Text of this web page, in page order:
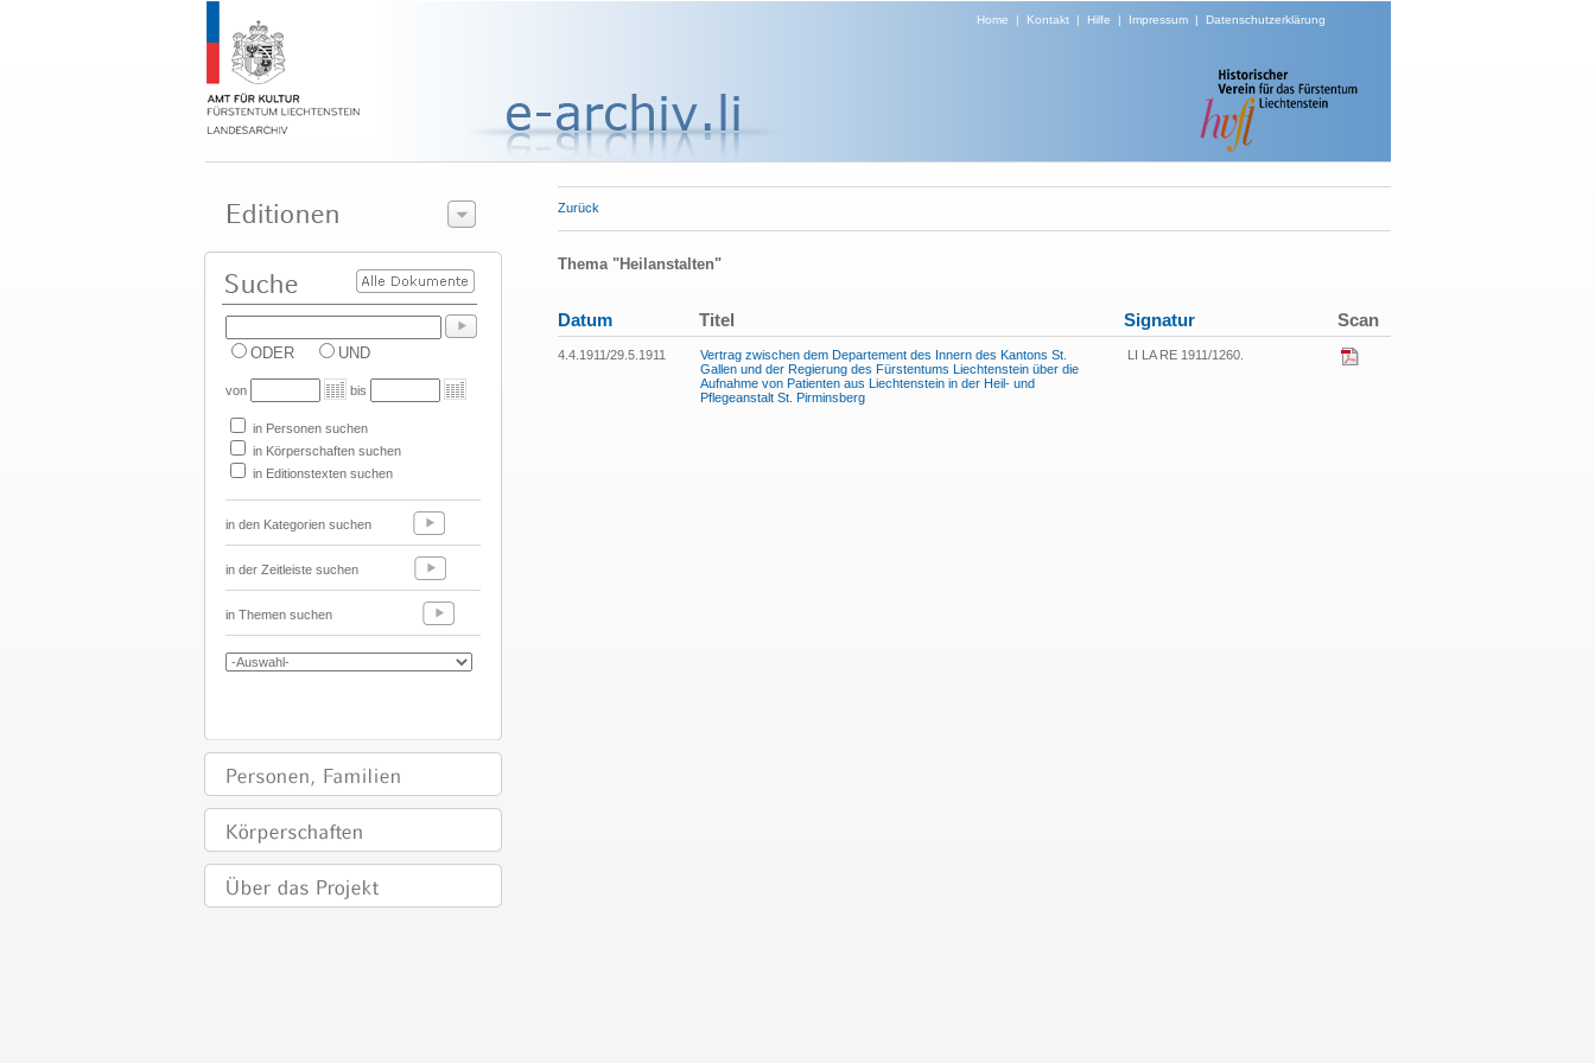
Home | Kontakt| Hilfe | Impressum| Datenschutzerklärung
ODER UND
von bis
in Personen suchen
in Körperschaften suchen
in Editionstexten suchen
in den Kategorien suchen
in der Zeitleiste suchen
in Themen suchen
Zurück
Thema "Heilanstalten"
Datum Titel Signatur Scan
4.4.1911/29.5.1911
Vertrag zwischen dem Departement des Innern des Kantons St.
Gallen und der Regierung des Fürstentums Liechtenstein über die
Aufnahme von Patienten aus Liechtenstein in der Heil- und
Pflegeanstalt St. Pirminsberg
LI LA RE 1911/1260.